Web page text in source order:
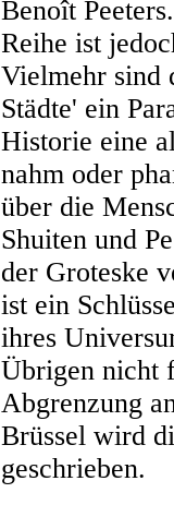
Benoît
Reihe ist
Vielmehr sind
Städte' ein
Historie eine
nahm oder
über die
Shuiten und
der Groteske
ist ein
ihres
Übrigen nicht
Abgrenzung
Brüssel wird
geschrieben.